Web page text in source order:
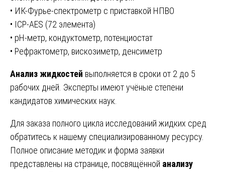
• ИК-Фурье-спектрометр с приставкой НПВО
• ICP-AES (72 элемента)
• pH-метр, кондуктометр, потенциостат
• Рефрактометр, вискозиметр, денсиметр
Анализ жидкостей выполняется в сроки от 2 до 5
рабочих дней. Эксперты имеют учёные степени
кандидатов химических наук.
Для заказа полного цикла исследований жидких сред
обратитесь к нашему специализированному ресурсу.
Полное описание методик и форма заявки
представлены на странице, посвящённой анализу